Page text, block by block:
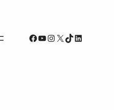
Facebook
YouTube
Instagram
X TikTok
LinkedIn